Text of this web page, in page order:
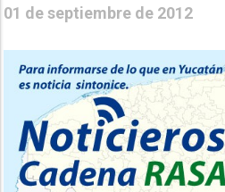
01 de septiembre de 2012